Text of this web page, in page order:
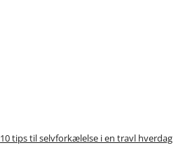
10 tips til selvforkælelse i en travl hverdag